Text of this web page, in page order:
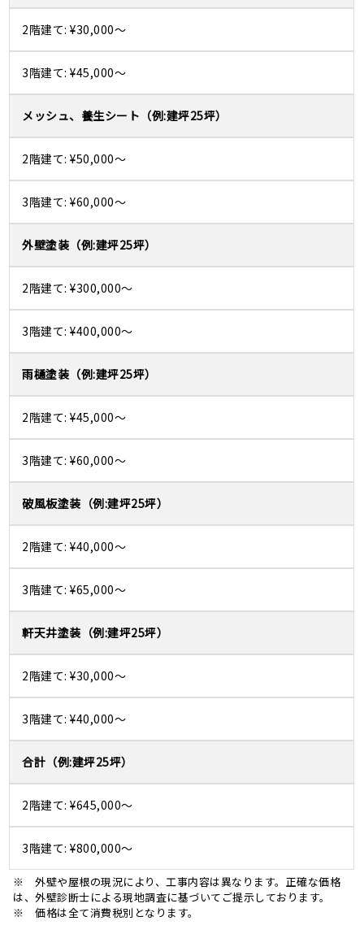
¥30,000～
¥45,000～
メッシュ、養生シート
¥50,000～
¥60,000～
外壁塗装
¥300,000～
¥400,000～
雨樋塗装
¥45,000～
¥60,000～
破風板塗装
¥40,000～
¥65,000～
軒天井塗装
¥30,000～
¥40,000～
合計
¥645,000～
¥800,000～
※ 外壁や屋根の現況により、工事内容は異なります。正確な価格
は、外壁診断士による現地調査に基づいてご提示しております。
※ 価格は全て消費税別となります。